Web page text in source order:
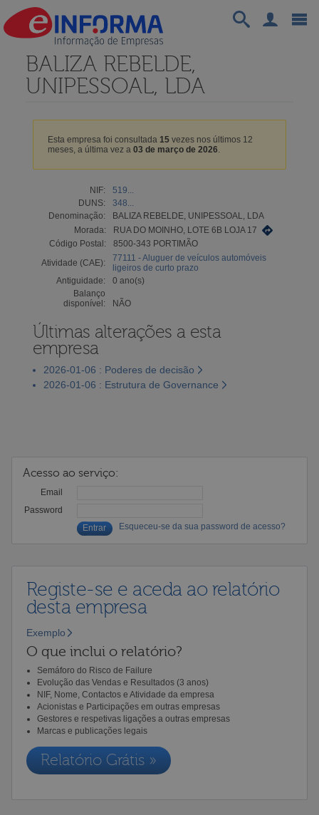
BALIZA REBELDE,
UNIPESSOAL, LDA
Esta empresa foi consultada 15vezes nos últimos 12
meses, a última vez a 03 de março de 2026.
NIF:
519...
DUNS:
348...
Denominação:
BALIZA REBELDE, UNIPESSOAL, LDA
Morada:
RUA DO MOINHO, LOTE 6B LOJA 17
Código Postal:
8500-343 PORTIMÃO
Atividade (CAE):
77111 - Aluguer de veículos automóveis
ligeiros de curto prazo
Antiguidade:
0 ano(s)
Balanço
disponível:
NÃO
Últimas alterações a esta
empresa
2026-01-06 : Poderes de decisão
2026-01-06 : Estrutura de Governance
Acesso ao serviço:
Email
Password
Esqueceu-se da sua password de acesso?
Registe-se e aceda ao relatório
desta empresa
Exemplo
O que inclui o relatório?
Semáforo do Risco de Failure
Evolução das Vendas e Resultados (3 anos)
NIF, Nome, Contactos e Atividade da empresa
Acionistas e Participações em outras empresas
Gestores e respetivas ligações a outras empresas
Marcas e publicações legais
Relatório Grátis »